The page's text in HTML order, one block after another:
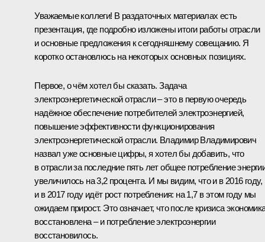
Уважаемые коллеги! В раздаточных материалах есть
презентация, где подробно изложены итоги работы отрасли
и основные предложения к сегодняшнему совещанию. Я
коротко остановлюсь на некоторых основных позициях.
Первое, о чём хотел бы сказать. Задача
электроэнергетической отрасли – это в первую очередь
надёжное обеспечение потребителей электроэнергией,
повышение эффективности функционирования
электроэнергетической отрасли. Владимир Владимирович
назвал уже основные цифры, я хотел бы добавить, что
в отрасли за последние пять лет общее потребление
увеличилось на 3,2 процента. И мы видим, что и в 2016 году,
и в 2017 году идёт рост потребления: на 1,7 в этом году мы
ожидаем прирост. Это означает, что после кризиса
восстановлена – и потребление электроэнергии
восстановилось.